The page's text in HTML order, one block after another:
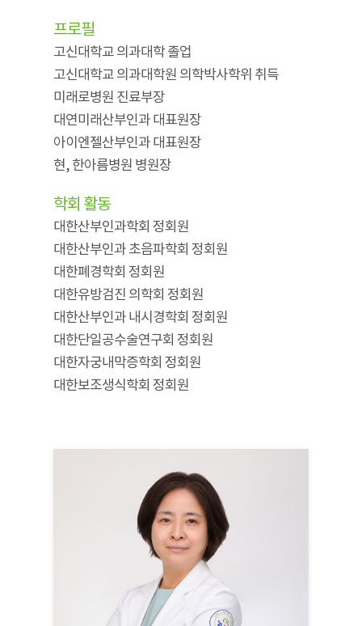
프로필
고신대학교 의과대학 졸업
고신대학교 의과대학원 의학박사학위 취득
미래로병원 진료부장
대연미래산부인과 대표원장
아이엔젤산부인과 대표원장
현, 한아름병원 병원장
학회 활동
대한산부인과학회 정회원
대한산부인과 초음파학회 정회원
대한폐경학회 정회원
대한유방검진 의학회 정회원
대한산부인과 내시경학회 정회원
대한단일공수술연구회 정회원
대한자궁내막증학회 정회원
대한보조생식학회 정회원